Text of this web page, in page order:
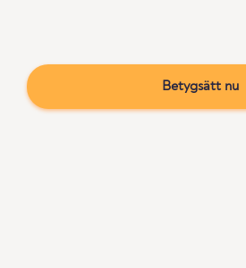
Betygsätt nu